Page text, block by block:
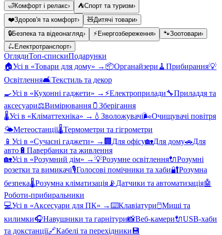
🛁Комфорт і релакс› ⛺Спорт та туризм›
❤️Здоров'я та комфорт› 🧸Дитячі товари›
🔒Безпека та відеонагляд› ⚡ Енергозбереження› 🐾Зоотовари›
🛴 Електротранспорт›
ОглядиТоп-спискиПодарунки
🏠Усі в «Товари для дому» → 📦Органайзери 🧹 Прибирання💡
Освітлення🛋️Текстиль та декор
🍳Усі в «Кухонні гаджети» → ⚡Електроприлади🔧Приладдя та
аксесуари⚖️Вимірювання 🫙 Зберігання
🌡️Усі в «Кліматтехніка» → 💧 Зволожувачі🌬️Очищувачі повітря
🌤️Метеостанції🌡️Термометри та гігрометри
📱 Усі в «Сучасні гаджети» → 🏢 Для офісу🏡Для дому🚗Для
авто 🔋 Павербанки та живлення
🏡Усі в «Розумний дім» →💡Розумне освітлення🔌Розумні
розетки та вимикачі🎙️Голосові помічники та хаби🔐Розумна
безпека🌡️Розумна кліматизація 📡 Датчики та автоматизація🤖
Роботи-прибиральники
💻Усі в «Аксесуари для ПК» →⌨️Клавіатури🖱️Миші та
килимки🎧Навушники та гарнітури📸Веб-камери🔌USB-хаби
та докстанції🔗Кабелі та перехідники 💾